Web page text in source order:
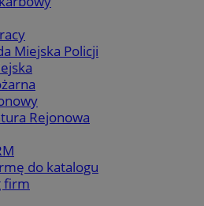
Miejska Policji
Rejonowa
do katalogu
firm